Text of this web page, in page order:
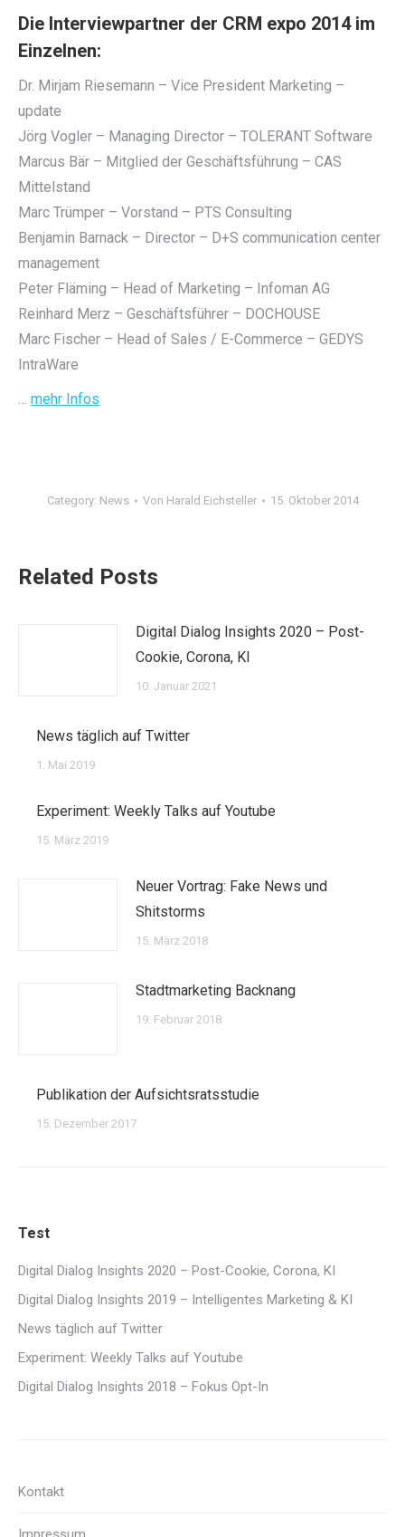
Die Interviewpartner der CRM expo 2014 im
Einzelnen:
Dr. Mirjam Riesemann – Vice President Marketing –
update
Jörg Vogler – Managing Director – TOLERANT Software
Marcus Bär – Mitglied der Geschäftsführung – CAS
Mittelstand
Marc Trümper – Vorstand – PTS Consulting
Benjamin Barnack – Director – D+S communication center
management
Peter Fläming – Head of Marketing – Infoman AG
Reinhard Merz – Geschäftsführer – DOCHOUSE
Marc Fischer – Head of Sales / E-Commerce – GEDYS
IntraWare
… mehr Infos
Category: News Von Harald Eichsteller 15. Oktober 2014
Related Posts
Digital Dialog Insights 2020 – Post-
Cookie, Corona, KI
10. Januar 2021
News täglich auf Twitter
1. Mai 2019
Experiment: Weekly Talks auf Youtube
15. März 2019
Neuer Vortrag: Fake News und
Shitstorms
15. März 2018
Stadtmarketing Backnang
19. Februar 2018
Publikation der Aufsichtsratsstudie
15. Dezember 2017
Test
Digital Dialog Insights 2020 – Post-Cookie, Corona, KI
Digital Dialog Insights 2019 – Intelligentes Marketing & KI
News täglich auf Twitter
Experiment: Weekly Talks auf Youtube
Digital Dialog Insights 2018 – Fokus Opt-In
Kontakt